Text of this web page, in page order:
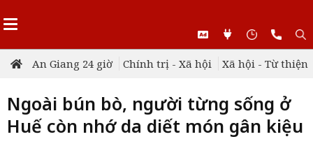
An Giang 24 giờ Chính trị - Xã hội Xã hội - Từ thiện
Ngoài bún bò, người từng sống ở
Huế còn nhớ da diết món gân kiệu